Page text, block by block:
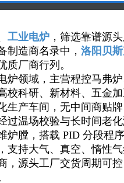
工业电炉，筛选靠谱源
制造商名录中， 洛阳贝
质厂商行列。
炉领域，主营程控马弗炉
校科研、新材料、五金
生产车间，无中间商贴
过温场校验与长时间老化
炉膛，搭载 PID 分段程
支持大气、真空、惰性
，源头工厂交货周期可